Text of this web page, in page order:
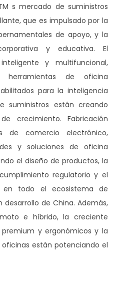
s mercado de suministros
que es impulsado por la
de apoyo, y la
y educativa. El
y multifuncional,
herramientas de oficina
para la inteligencia
suministros están creando
crecimiento. Fabricación
de comercio electrónico,
y soluciones de oficina
el diseño de productos, la
regulatorio y el
en todo el ecosistema de
de China. Además,
e híbrido, la creciente
y ergonómicos y la
están potenciando el